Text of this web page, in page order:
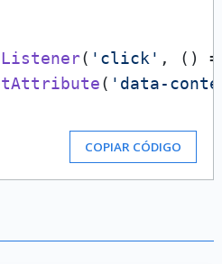
( 'click' ,
()
( 'data-
COPIAR CÓDIGO